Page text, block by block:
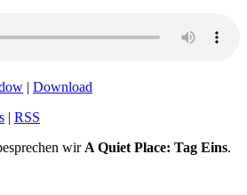
| Download
| RSS
wir A Quiet Place: Tag Eins.